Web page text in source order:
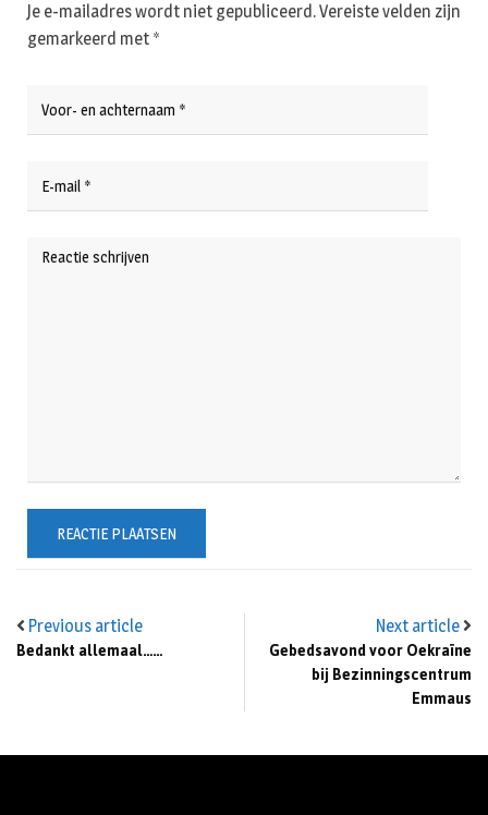
Previous article
Bedankt allemaal……
Next article
Gebedsavond voor Oekraïne
bij Bezinningscentrum
Emmaus
Je e-mailadres wordt niet gepubliceerd.Vereiste velden zijn
gemarkeerd met *